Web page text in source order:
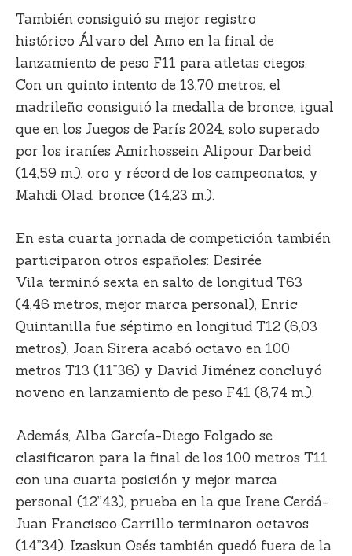
También consiguió su mejor registro
histórico Álvaro del Amo en la final de
lanzamiento de peso F11 para atletas ciegos.
Con un quinto intento de 13,70 metros, el
madrileño consiguió la medalla de bronce, igual
que en los Juegos de París 2024, solo superado
por los iraníes Amirhossein Alipour Darbeid
(14,59 m.), oro y récord de los campeonatos, y
Mahdi Olad, bronce (14,23 m.).
En esta cuarta jornada de competición también
participaron otros españoles: Desirée
Vila terminó sexta en salto de longitud T63
(4,46 metros, mejor marca personal), Enric
Quintanilla fue séptimo en longitud T12 (6,03
metros), Joan Sirera acabó octavo en 100
metros T13 (11”36) y David Jiménez concluyó
noveno en lanzamiento de peso F41 (8,74 m.).
Además, Alba García-Diego Folgado se
clasificaron para la final de los 100 metros T11
con una cuarta posición y mejor marca
personal (12”43), prueba en la que Irene Cerdá-
Juan Francisco Carrillo terminaron octavos
(14”34). Izaskun Osés también quedó fuera de la